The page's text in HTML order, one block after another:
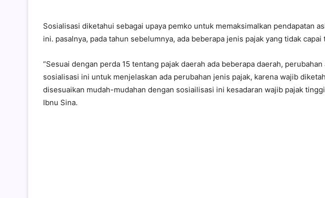
Sosialisasi diketahui sebagai upaya pemko untuk memaksimalkan pendapatan
ini. pasalnya, pada tahun sebelumnya, ada beberapa jenis pajak yang tidak capai
“Sesuai dengan perda 15 tentang pajak daerah ada beberapa daerah,
sosialisasi ini untuk menjelaskan ada perubahan jenis pajak, karena wajib
disesuaikan mudah-mudahan dengan sosiailisasi ini kesadaran wajib pajak
Ibnu Sina.